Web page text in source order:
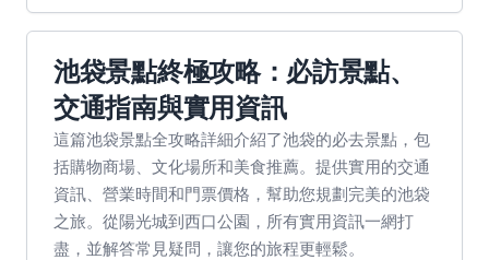
池袋景點終極攻略：必訪景點、
交通指南與實用資訊
這篇池袋景點全攻略詳細介紹了池袋的必去景點，包
括購物商場、文化場所和美食推薦。提供實用的交通
資訊、營業時間和門票價格，幫助您規劃完美的池袋
之旅。從陽光城到西口公園，所有實用資訊一網打
盡，並解答常見疑問，讓您的旅程更輕鬆。